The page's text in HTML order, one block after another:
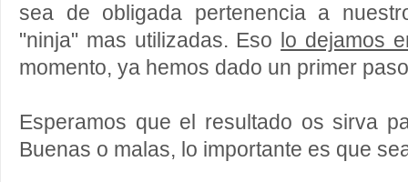
sea de obligada pertenencia a
"ninja" mas utilizadas. Eso
lo dejamos
momento, ya hemos dado un primer paso
Esperamos que el resultado os sirva
Buenas o malas, lo importante es que